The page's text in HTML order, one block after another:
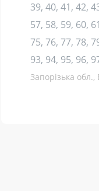
39, 40, 41, 42,
57, 58, 59, 60,
75, 76, 77, 78,
93, 94, 95, 96,
Запорізька